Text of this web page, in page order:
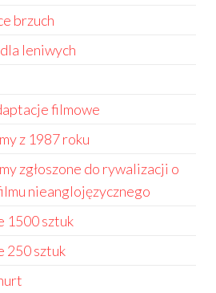
brzuch
leniwych
filmowe
z 1987 roku
zgłoszone do rywalizacji o
nieanglojęzycznego
1500 sztuk
250 sztuk